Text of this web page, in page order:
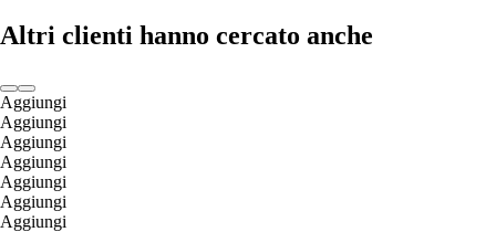
Altri clienti hanno cercato anche
Aggiungi
Aggiungi
Aggiungi
Aggiungi
Aggiungi
Aggiungi
Aggiungi